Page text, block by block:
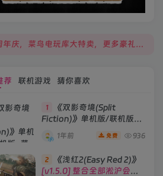
火种6周年庆，菜鸟电玩库大特卖，更多豪礼等你来领！
荐 联机游戏 猜你喜欢
1
《双影奇境(Split
Fiction)》单机版/联机版
1年前 免费 936
2
《浅红2(Easy Red 2)》
[v1.5.0] 整合全部淞沪会战-